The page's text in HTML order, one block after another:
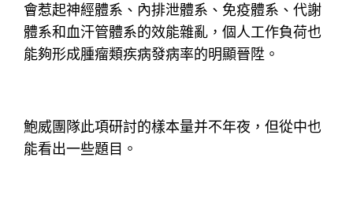
會惹起神經體系、內排泄體系、免疫體系、代謝
體系和血汗管體系的效能雜亂，個人工作負荷也
能夠形成腫瘤類疾病發病率的明顯晉陞。
鮑威團隊此項研討的樣本量并不年夜，但從中也
能看出一些題目。